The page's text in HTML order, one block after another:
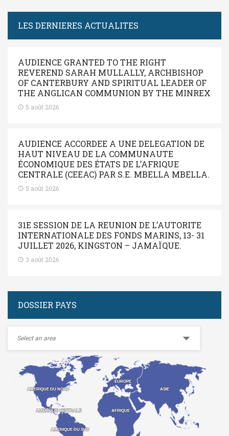
LES DERNIERES ACTUALITES
AUDIENCE GRANTED TO THE RIGHT
REVEREND SARAH MULLALLY, ARCHBISHOP
OF CANTERBURY AND SPIRITUAL LEADER OF
THE ANGLICAN COMMUNION BY THE MINREX
5 août 2026
AUDIENCE ACCORDEE A UNE DELEGATION DE
HAUT NIVEAU DE LA COMMUNAUTE
ÉCONOMIQUE DES ÉTATS DE L’AFRIQUE
CENTRALE (CEEAC) PAR S.E. MBELLA MBELLA.
5 août 2026
31E SESSION DE LA REUNION DE L’AUTORITE
INTERNATIONALE DES FONDS MARINS, 13- 31
JUILLET 2026, KINGSTON – JAMAÏQUE.
3 août 2026
DOSSIER PAYS
AFRIQUE
AFRIQUE
ASIE
ASIE
AMERIQUE CENTRALE
AMERIQUE CENTRALE
EUROPE
EUROPE
AMERIQUE DU NORD
AMERIQUE DU NORD
AMERIQUE DU SUD
AMERIQUE DU SUD